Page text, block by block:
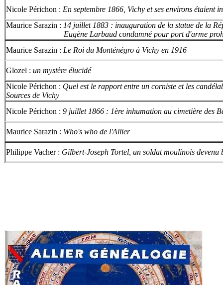
Nicole Périchon : En septembre 1866, Vichy et ses environs étaient
Maurice Sarazin : 14 juillet 1883 : inauguration de la statue de la
Eugène Larbaud condamné pour port d'arme
Maurice Sarazin : Le Roi du Monténégro à Vichy en 1916
Glozel : un mystère élucidé
Nicole Périchon : Quel est le rapport entre un corniste et les
Sources de Vichy
Nicole Périchon : 9 juillet 1866 : 1ère inhumation au cimetière des
Maurice Sarazin : Who's who de l'Allier
Philippe Vacher : Gilbert-Joseph Tortel, un soldat moulinois devenu